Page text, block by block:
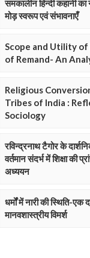
समकालीन हिन्दी कहानी
मोड़ स्वरूप एवं संभावनाएँ
Scope and Utility of
of Remand- An
Religious
Tribes of India :
Sociology
रविन्द्रनाथ टैगोर के
वर्तमान संदर्भ में शिक्षा की
अध्ययन
धर्मों में नारी की स्थिति-एक
मानवशास्त्रीय विमर्श